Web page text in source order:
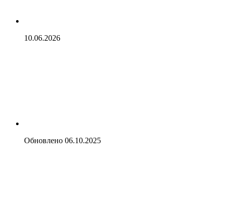
10.06.2026
Обновлено 06.10.2025